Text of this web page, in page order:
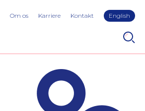
Om os Karriere Kontakt English